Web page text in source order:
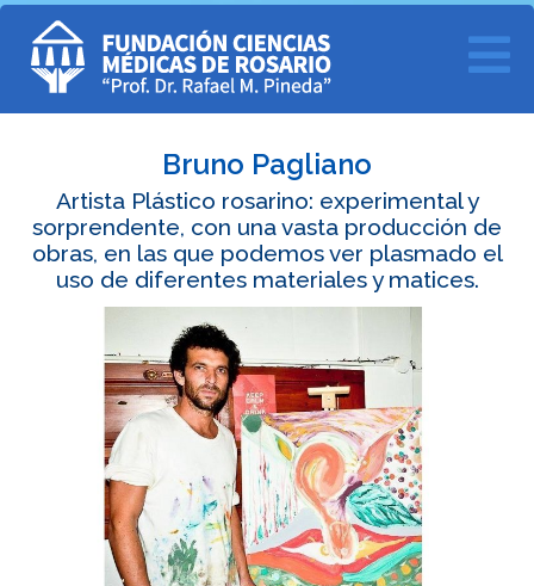
Bruno Pagliano
Artista Plástico rosarino: experimental y
sorprendente, con una vasta producción de
obras, en las que podemos ver plasmado el
uso de diferentes materiales y matices.